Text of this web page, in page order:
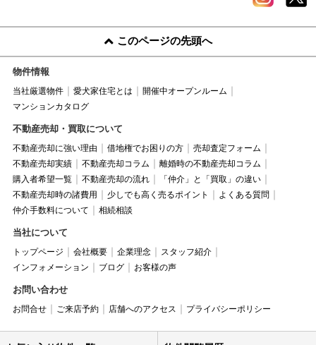
このページの先頭へ
物件情報
当社厳選物件 愛犬家住宅とは
開催中オープンルーム
マンションカタログ
不動産売却・買取について
不動産売却に強い理由 借地権でお困りの方
売却査定フォーム
不動産売却実績
不動産売却コラム
離婚時の不動産売却コラム
購入者希望一覧
不動産売却の流れ
「仲介」と「買取」の違い
不動産売却時の諸費用
少しでも高く売るポイント
よくある質問
仲介手数料について
相続相談
当社について
トップページ 会社概要 企業理念
スタッフ紹介
インフォメーション
ブログ お客様の声
お問い合わせ
お問合せ ご来店予約 店舗へのアクセス プライバシーポリシー